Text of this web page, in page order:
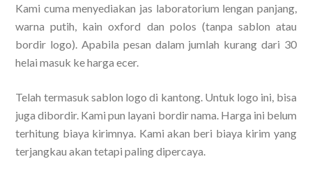
Kami cuma menyediakan jas laboratorium lengan panjang,
warna putih, kain oxford dan polos (tanpa sablon atau
bordir logo). Apabila pesan dalam jumlah kurang dari 30
helai masuk ke harga ecer.
Telah termasuk sablon logo di kantong. Untuk logo ini, bisa
juga dibordir. Kami pun layani bordir nama. Harga ini belum
terhitung biaya kirimnya. Kami akan beri biaya kirim yang
terjangkau akan tetapi paling dipercaya.